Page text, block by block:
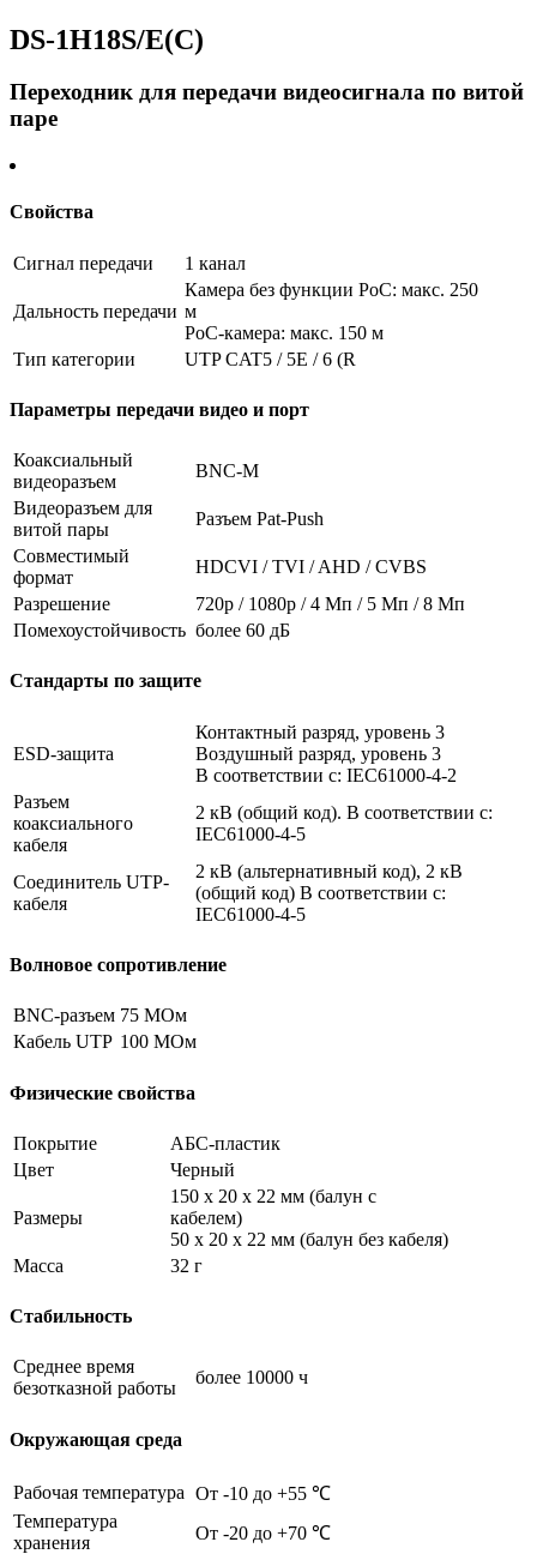
DS-1H18S/E(C)
Переходник для передачи видеосигнала по витой
паре
Свойства
Сигнал передачи 1 канал
Дальность передачи
Камера без функции PoC: макс. 250
м
PoC-камера: макс. 150 м
Тип категории
UTP CAT5 / 5E / 6 (R
Параметры передачи видео и порт
Коаксиальный
видеоразъем
BNC-M
Видеоразъем для
витой пары
Разъем Pat-Push
Совместимый
формат
HDCVI / TVI / AHD / CVBS
Разрешение
720р / 1080р / 4 Мп / 5 Мп / 8 Мп
Помехоустойчивость более 60 дБ
Стандарты по защите
ESD-защита
Контактный разряд, уровень 3
Воздушный разряд, уровень 3
В соответствии с: IEC61000-4-2
Разъем
коаксиального
кабеля
2 кВ (общий код). В соответствии с:
IEC61000-4-5
Соединитель UTP-
кабеля
2 кВ (альтернативный код), 2 кВ
(общий код) В соответствии с:
IEC61000-4-5
Волновое сопротивление
BNC-разъем 75 МОм
Кабель UTP 100 МОм
Физические свойства
Покрытие
АБС-пластик
Цвет
Черный
Размеры
150 x 20 x 22 мм (балун с
кабелем)
50 x 20 x 22 мм (балун без кабеля)
Масса
32 г
Стабильность
Среднее время
безотказной работы
более 10000 ч
Окружающая среда
Рабочая температура От -10 до +55 ℃
Температура
хранения
От -20 до +70 ℃